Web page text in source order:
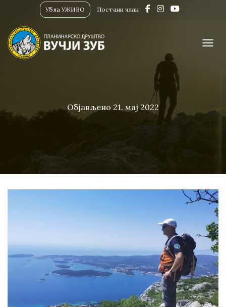
Убла УЖИВО Постани члан
Објављено21. мај 2022